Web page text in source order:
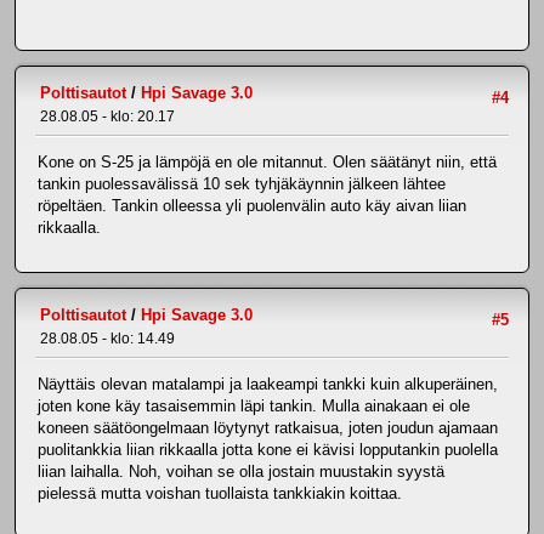
#4
Polttisautot/ Hpi Savage 3.0
28.08.05 - klo: 20.17
Kone on S-25 ja lämpöjä en ole mitannut. Olen säätänyt niin, että
tankin puolessavälissä 10 sek tyhjäkäynnin jälkeen lähtee
röpeltäen. Tankin olleessa yli puolenvälin auto käy aivan liian
rikkaalla.
#5
Polttisautot/ Hpi Savage 3.0
28.08.05 - klo: 14.49
Näyttäis olevan matalampi ja laakeampi tankki kuin alkuperäinen,
joten kone käy tasaisemmin läpi tankin. Mulla ainakaan ei ole
koneen säätöongelmaan löytynyt ratkaisua, joten joudun ajamaan
puolitankkia liian rikkaalla jotta kone ei kävisi lopputankin puolella
liian laihalla. Noh, voihan se olla jostain muustakin syystä
pielessä mutta voishan tuollaista tankkiakin koittaa.